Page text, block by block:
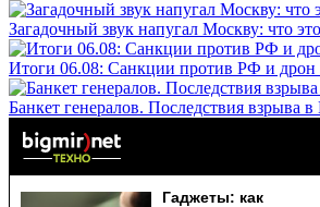
Загадочный звук напугал Москву: что
Итоги 06.08: Санкции против РФ и дрон
Банкет генералов. Последствия взрыва